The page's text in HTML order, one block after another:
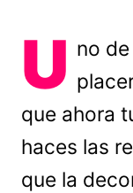
U no
que ahora
haces las
que la